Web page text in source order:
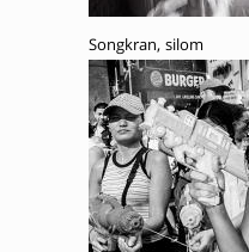
Songkran, silom